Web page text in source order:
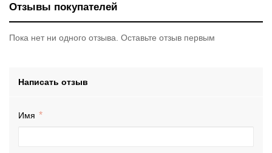
Отзывы покупателей
Пока нет ни одного отзыва. Оставьте отзыв первым
Написать отзыв
Имя